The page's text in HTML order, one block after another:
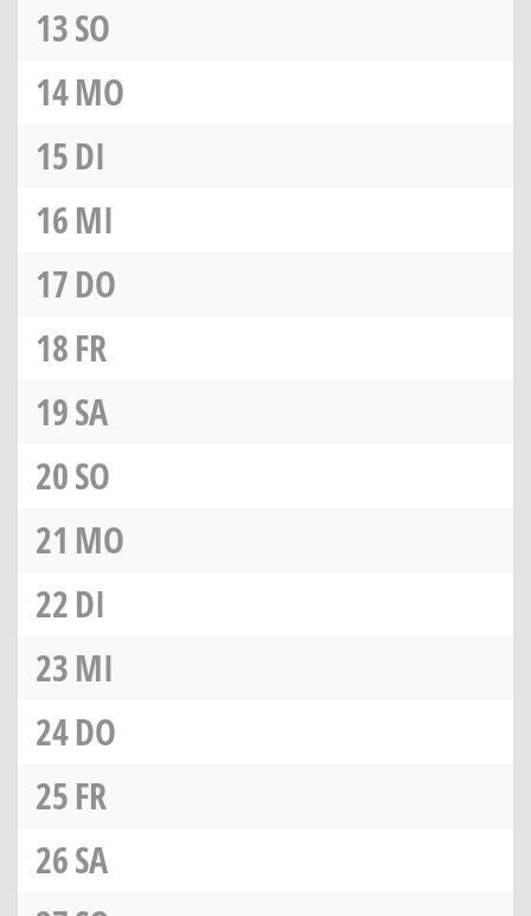
13SO
14MO
15DI
16MI
17DO
18FR
19SA
20SO
21 MO
22DI
23MI
24DO
25FR
26SA